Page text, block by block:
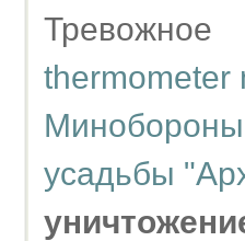
thermometer
усадьбы